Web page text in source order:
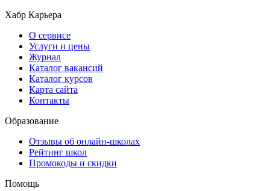
Хабр Карьера
О сервисе
Услуги и цены
Журнал
Каталог вакансий
Каталог курсов
Карта сайта
Контакты
Образование
Отзывы об онлайн-школах
Рейтинг школ
Промокоды и скидки
Помощь